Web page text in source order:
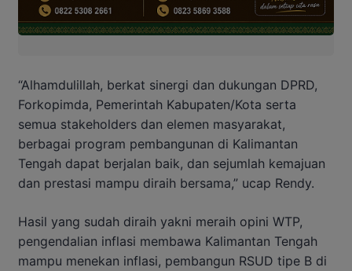
“Alhamdulillah, berkat sinergi dan dukungan DPRD,
Forkopimda, Pemerintah Kabupaten/Kota serta
semua stakeholders dan elemen masyarakat,
berbagai program pembangunan di Kalimantan
Tengah dapat berjalan baik, dan sejumlah kemajuan
dan prestasi mampu diraih bersama,” ucap Rendy.
Hasil yang sudah diraih yakni meraih opini WTP,
pengendalian inflasi membawa Kalimantan Tengah
mampu menekan inflasi, pembangun RSUD tipe B di